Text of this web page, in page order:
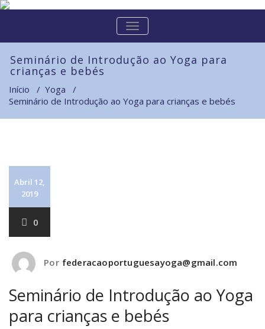
Skip
ALTERNAR
A
NAVEGAÇÃO
Seminário de Introdução ao Yoga para
crianças e bebés
Início / Yoga /
Seminário de Introdução ao Yoga para crianças e bebés
Abril 12,
2019
0
Por federacaoportuguesayoga@gmail.com
Seminário de Introdução ao Yoga
para crianças e bebés